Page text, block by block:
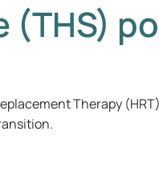
Therapy